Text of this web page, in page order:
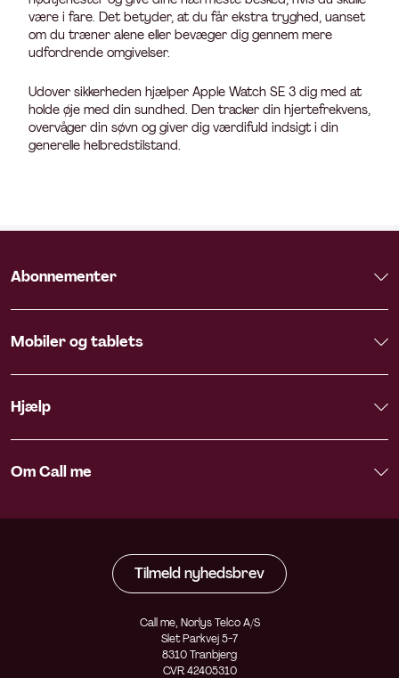
være i fare. Det betyder, at du får ekstra tryghed, uanset
om du træner alene eller bevæger dig gennem mere
udfordrende omgivelser.
Udover sikkerheden hjælper Apple Watch SE 3 dig med at
holde øje med din sundhed. Den tracker din hjertefrekvens,
overvåger din søvn og giver dig værdifuld indsigt i din
generelle helbredstilstand.
Abonnementer
Mobiler og tablets
Hjælp
Om Call me
Tilmeld nyhedsbrev
Call me, Norlys Telco A/S
Slet Parkvej 5-7
8310 Tranbjerg
CVR 42405310